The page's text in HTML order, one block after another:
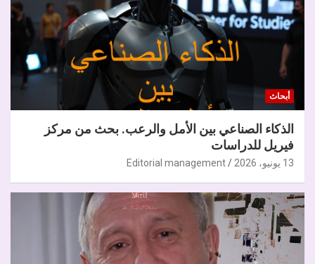
أبحاث
الذكاء الصناعي بين الأمل والرعب. بحث من مركز
فيريل للدراسات
13 يونيو، 2026 Editorial management